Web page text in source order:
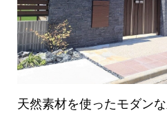
天然素材を使ったモダン